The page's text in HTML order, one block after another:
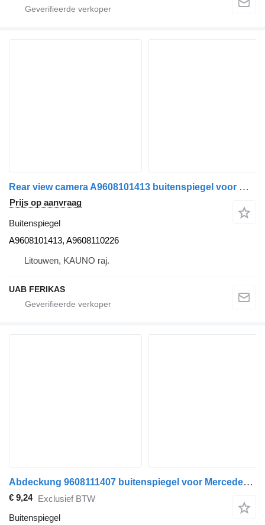
Rear view camera A9608101413 buitenspiegel voor Mercedes-Benz Actros MP5 trekker
Prijs op aanvraag
Buitenspiegel
A9608101413, A9608110226
Litouwen, KAUNO raj.
UAB FERIKAS
Abdeckung 9608111407 buitenspiegel voor Mercedes-Benz MP4 trekker
€ 9,24 Exclusief BTW
Buitenspiegel